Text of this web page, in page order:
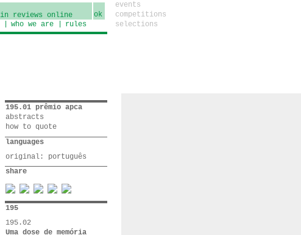
ok
who we are
rules
195.01 prêmio apca
abstracts
how to quote
languages
original: português
share
195
195.02
Uma dose de memória
events
competitions
selections